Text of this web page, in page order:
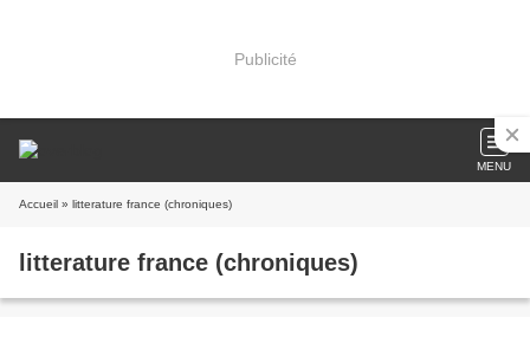
Publicité
MENU
Accueil » litterature france (chroniques)
litterature france (chroniques)